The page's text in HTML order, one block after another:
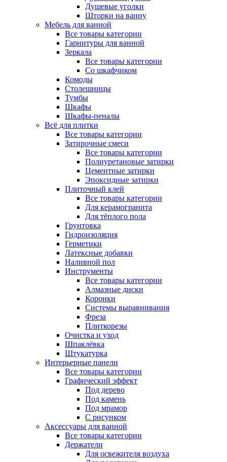
Душевые уголки
Шторки на ванну
Мебель для ванной
Все товары категории
Гарнитуры для ванной
Зеркала
Все товары категории
Со шкафчиком
Комоды
Столешницы
Тумбы
Шкафы
Шкафы-пеналы
Всё для плитки
Все товары категории
Затирочные смеси
Все товары категории
Полиуретановые затирки
Цементные затирки
Эпоксидные затирки
Плиточный клей
Все товары категории
Для керамогранита
Для тёплого пола
Грунтовка
Гидроизоляция
Герметики
Латексные добавки
Наливной пол
Инструменты
Все товары категории
Алмазные диски
Коронки
Системы выравнивания
Фреза
Плиткорезы
Очистка и уход
Шпаклёвка
Штукатурка
Интерьерные панели
Все товары категории
Графический эффект
Под дерево
Под камень
Под мрамор
С рисунком
Аксессуары для ванной
Все товары категории
Держатели
Для освежителя воздуха